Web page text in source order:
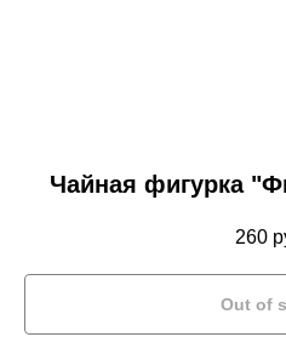
Чайная фигурка
260
Out of